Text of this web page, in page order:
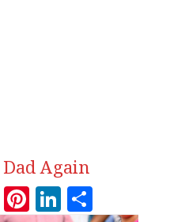
Again
Tumblr
Pinterest